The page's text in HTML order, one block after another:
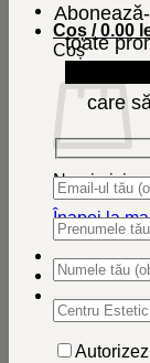
Coș /0.00
Coș
Nu ai
Înapoi la
toate
care